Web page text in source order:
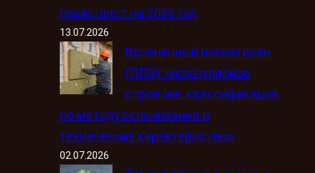
прайс-лист на 2026 год
13.07.2026
Вспененный полиэтилен
(ППЭ): молекулярное
строение, классификация
по методу вспенивания и
технические характеристики
02.07.2026